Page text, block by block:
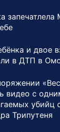
и двое
в ДТП в
видео с
убийц
Трипутеня